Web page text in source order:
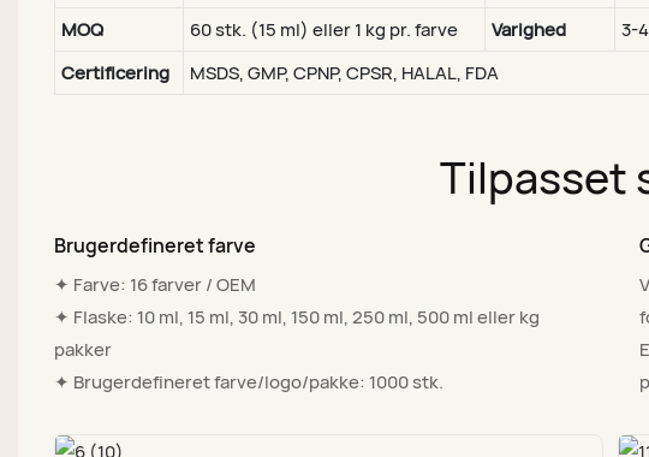
MOQ
60 stk. (15 ml) eller 1 kg pr. farve Varighed
3-
Certificering
MSDS, GMP, CPNP, CPSR, HALAL, FDA
Tilpasset
Brugerdefineret farve
✦ Farve: 16 farver / OEM
✦ Flaske: 10 ml, 15 ml, 30 ml, 150 ml, 250 ml, 500 ml eller kg
pakker
✦ Brugerdefineret farve/logo/pakke: 1000 stk.